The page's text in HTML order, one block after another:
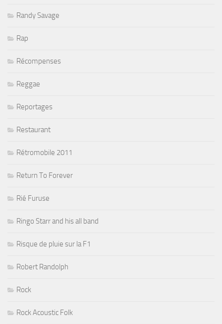
Randy Savage
Rap
Récompenses
Reggae
Reportages
Restaurant
Rétromobile 2011
Return To Forever
Rié Furuse
Ringo Starr and his all band
Risque de pluie sur la F1
Robert Randolph
Rock
Rock Acoustic Folk